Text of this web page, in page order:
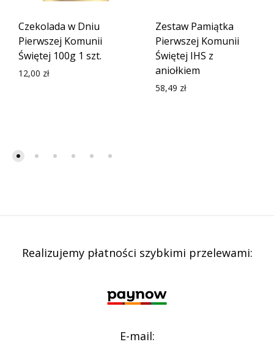
Czekolada w Dniu
Pierwszej Komunii
Świętej 100g 1 szt.
12,00 zł
Zestaw Pamiątka
Pierwszej Komunii
Świętej IHS z
aniołkiem
58,49 zł
Realizujemy płatności szybkimi przelewami:
E-mail: